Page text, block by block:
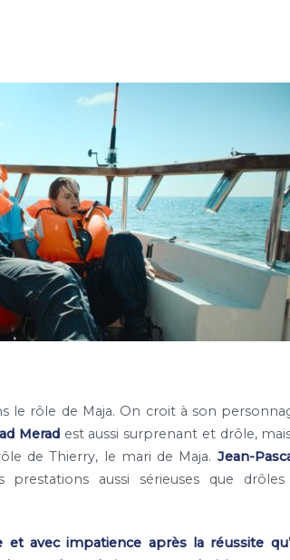
le rôle de Maja. On croit à son
Meradest aussi surprenant et drôle,
de Thierry, le mari de Maja. Jean-
aussi sérieuses que
et avec impatience après la réussite